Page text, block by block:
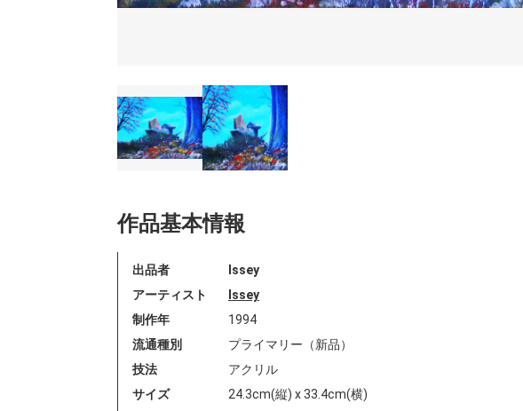
作品基本情報
出品者
Issey
アーティスト
Issey
制作年
1994
流通種別
プライマリー（新品）
技法
アクリル
サイズ
24.3cm(縦) x 33.4cm(横)